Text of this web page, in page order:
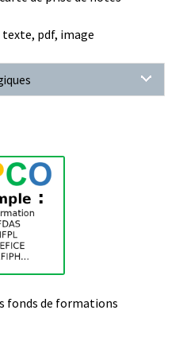
pdf, image
fonds de formations